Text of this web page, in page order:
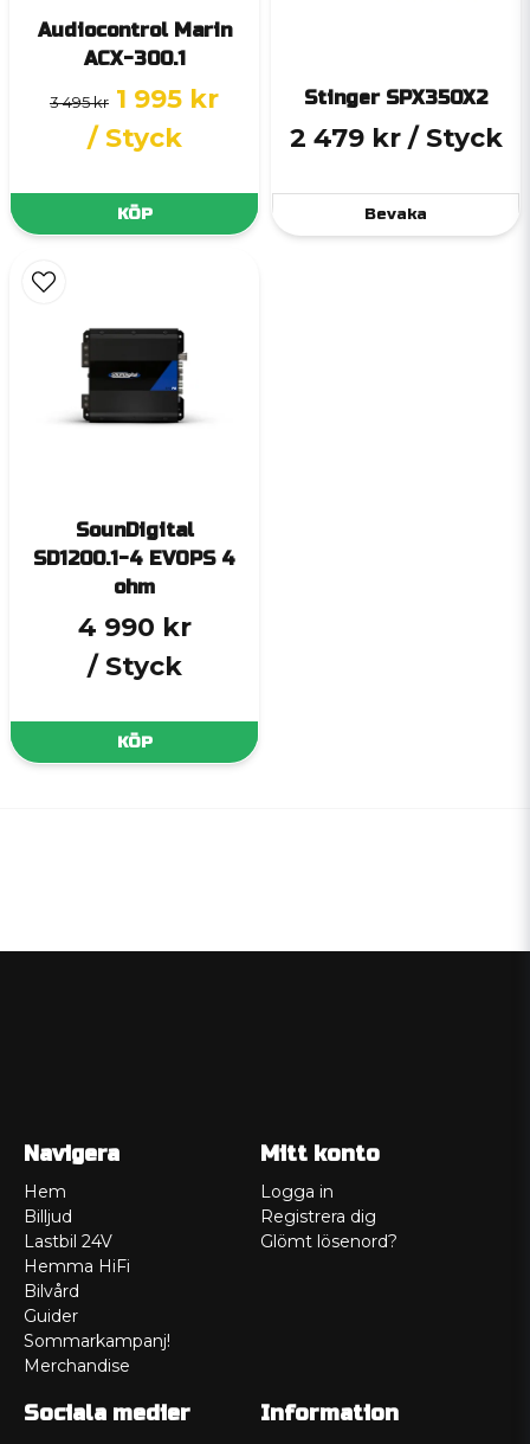
Audiocontrol Marin
ACX-300.1
3 495 kr 1 995 kr
/ Styck
KÖP
Stinger SPX350X2
2 479 kr / Styck
Bevaka
SounDigital
SD1200.1-4 EVOPS 4
ohm
4 990 kr
/ Styck
KÖP
Navigera
Hem
Billjud
Lastbil 24V
Hemma HiFi
Bilvård
Guider
Sommarkampanj!
Merchandise
Mitt konto
Logga in
Registrera dig
Glömt lösenord?
Sociala medier Information